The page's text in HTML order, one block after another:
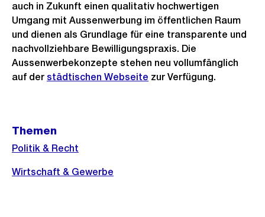
auch in Zukunft einen qualitativ hochwertigen
Umgang mit Aussenwerbung im öffentlichen Raum
und dienen als Grundlage für eine transparente und
nachvollziehbare Bewilligungspraxis. Die
Aussenwerbekonzepte stehen neu vollumfänglich
auf der städtischen Webseite zur Verfügung.
Informationen
Themen
Politik & Recht
Wirtschaft & Gewerbe